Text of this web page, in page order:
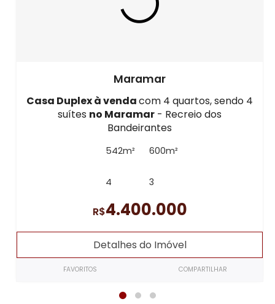
Maramar
Casa Duplex à vendacom 4 quartos, sendo 4
suítes no Maramar - Recreio dos
Bandeirantes
542m² 600m²
4 3
R$4.400.000
Detalhes do Imóvel
FAVORITOS COMPARTILHAR